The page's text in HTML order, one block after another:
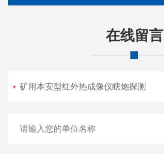
在线留言